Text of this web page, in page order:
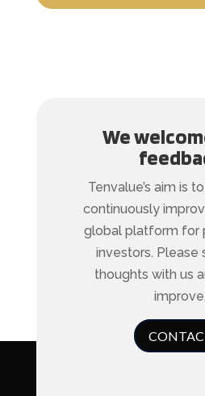
We
Tenvalue’s aim is
continuously
global platform for
investors. Please
thoughts with us
improve.